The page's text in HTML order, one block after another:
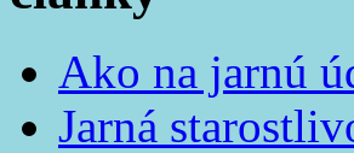
Ako na jarnú
Jarná